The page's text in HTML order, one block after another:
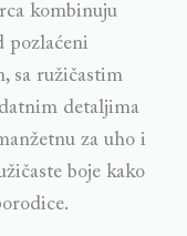
kombinuju
pozlaćeni
sa ružičastim
detaljima
za uho i
boje kako